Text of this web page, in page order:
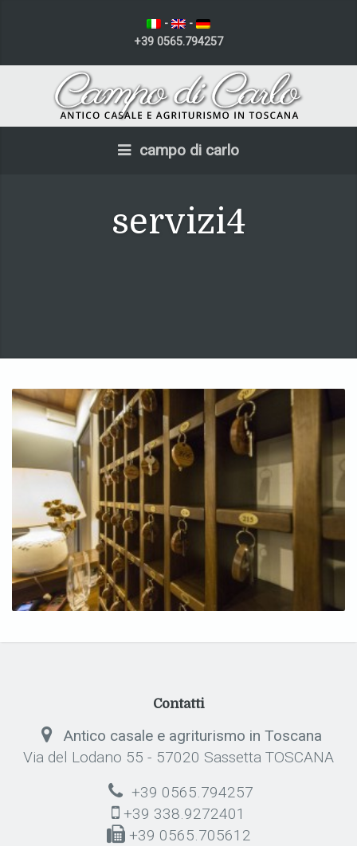
-
-
+39 0565.794257
campo di carlo
servizi4
Contatti
Antico casale e agriturismo in Toscana
Via del Lodano 55 - 57020 Sassetta TOSCANA
+39 0565.794257
+39 338.9272401
+39 0565.705612